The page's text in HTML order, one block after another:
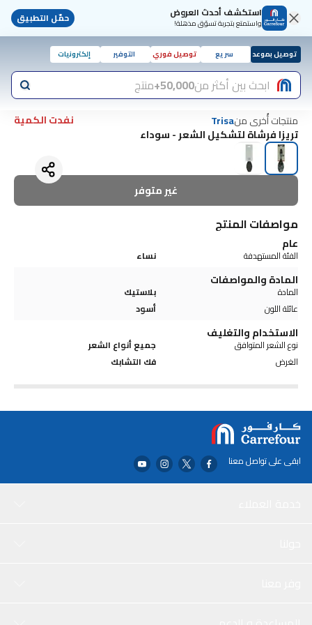
استكشف أحدث العروض
واستمتع بتجربة تسوّق مذهلة! حمّل التطبيق
توصيل بموعد سريع توصيل فوري التوفير إلكترونيات
ابحث بين أكثر من50,000+ منتج
منتجات أُخرى منTrisa
نفدت الكمية
تريزا فرشاة لتشكيل الشعر - سوداء
غير متوفر
مواصفات المنتج
عام
الفئة المستهدفة نساء
المادة والمواصفات
المادة
بلاستيك
عائلة اللون
أسود
الاستخدام والتغليف
نوع الشعر المتوافق
جميع أنواع الشعر
الغرض
فك التشابك
ابقى على تواصل معنا